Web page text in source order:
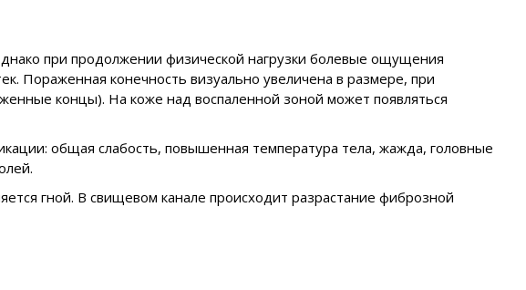
при продолжении физической нагрузки болевые ощущения
Пораженная конечность визуально увеличена в размере, при
концы). На коже над воспаленной зоной может появляться
общая слабость, повышенная температура тела, жажда, головные
гной. В свищевом канале происходит разрастание фиброзной